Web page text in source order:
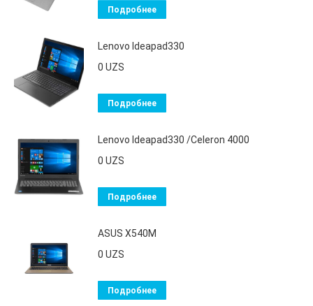
Подробнее
Lenovo Ideapad330
0 UZS
Подробнее
Lenovo Ideapad330 /Celeron 4000
0 UZS
Подробнее
ASUS X540M
0 UZS
Подробнее